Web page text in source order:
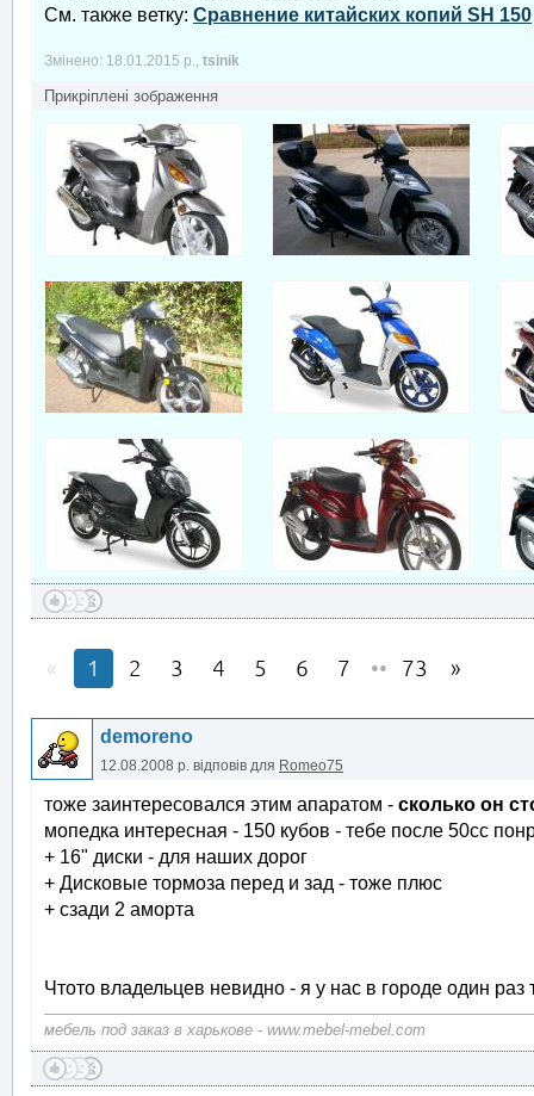
См. также ветку: Сравнение китайских копий SH 150
Змінено: 18.01.2015 р., tsinik
Прикріплені зображення
1 2 3 4 5 6 7 •• 73
demoreno
12.08.2008 р. відповів для Romeo75
тоже заинтересовался этим апаратом - сколько он
мопедка интересная - 150 кубов - тебе после 50сс
+ 16" диски - для наших дорог
+ Дисковые тормоза перед и зад - тоже плюс
+ сзади 2 аморта
Чтото владельцев невидно - я у нас в городе один раз
мебель под заказ в харькове - www.mebel-mebel.com